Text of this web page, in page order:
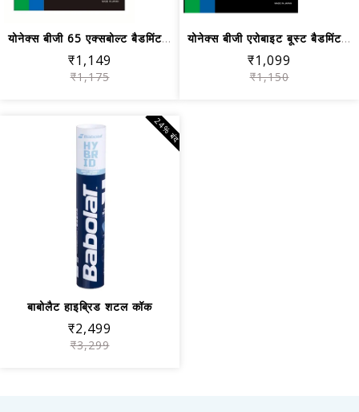
योनेक्स बीजी 65 एक्सबोल्ट बैडमिंटन स्...
₹1,149
₹1,175
योनेक्स बीजी एरोबाइट बूस्ट बैडमिंटन ग...
₹1,099
₹1,150
बाबोलैट हाइब्रिड शटल कॉक
₹2,499
₹3,299
24% बंद